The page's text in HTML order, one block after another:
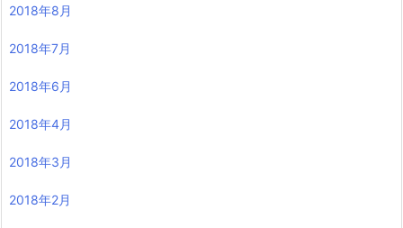
2018年8月
2018年7月
2018年6月
2018年4月
2018年3月
2018年2月